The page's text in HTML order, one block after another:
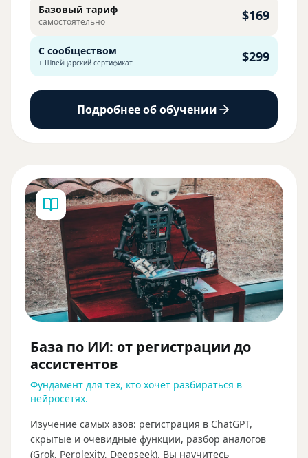
Базовый тариф
самостоятельно $169
С сообществом
+ Швейцарский сертификат $299
Подробнее об обучении
База по ИИ: от регистрации до
ассистентов
Фундамент для тех, кто хочет разбираться в
нейросетях.
Изучение самых азов: регистрация в ChatGPT,
скрытые и очевидные функции, разбор аналогов
(Grok, Perplexity, Deepseek). Вы научитесь